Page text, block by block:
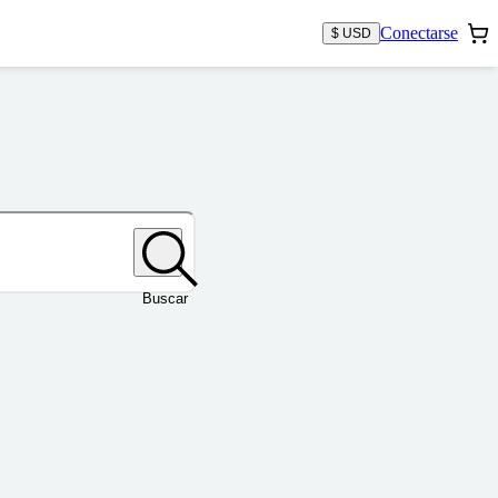
$ USD Conectarse
Buscar